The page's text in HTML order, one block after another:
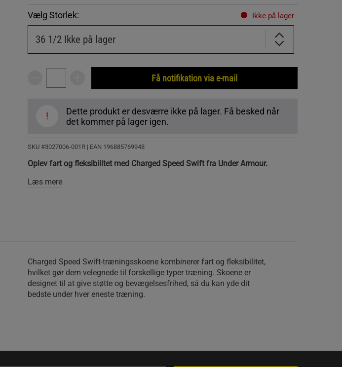
Vælg Storlek: Ikke på lager
36 1/2 Ikke på lager
Få notifikation via e-mail
!
Dette produkt er desværre ikke på lager. Få besked når
det kommer på lager igen.
SKU #3027006-001R | EAN 196885769948
Oplev fart og fleksibilitet med Charged Speed Swift fra Under Armour.
Læs mere
Charged Speed Swift-træningsskoene kombinerer fart og fleksibilitet,
hvilket gør dem velegnede til forskellige typer træning. Skoene er
designet til at give støtte og bevægelsesfrihed, så du kan yde dit
bedste under hver eneste træning.